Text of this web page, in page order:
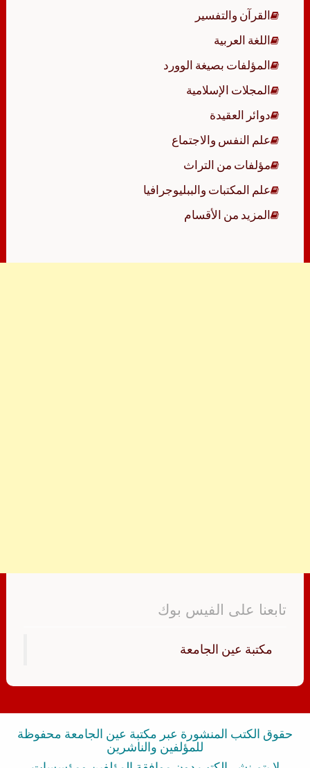
القرآن والتفسير
اللغة العربية
المؤلفات بصيغة الوورد
المجلات الإسلامية
دوائر العقيدة
علم النفس والاجتماع
مؤلفات من التراث
علم المكتبات والببليوجرافيا
المزيد من الأقسام
تابعنا على الفيس بوك
‏مكتبة عين الجامعة‏
حقوق الكتب المنشورة عبر مكتبة عين الجامعة محفوظة
للمؤلفين والناشرين